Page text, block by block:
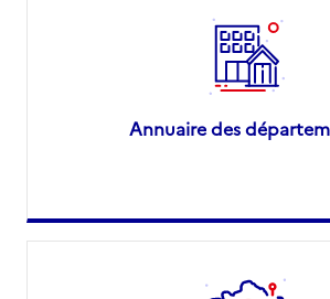
Annuaire des